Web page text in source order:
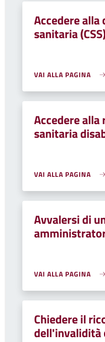
Accedere
sanitaria
VAI ALLA PAGINA
Accedere alla
sanitaria
VAI ALLA PAGINA
Avvalersi di
VAI ALLA PAGINA
Chiedere il
dell'invalidità